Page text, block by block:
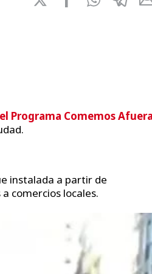
Programa Comemos
instalada a partir de
comercios locales.